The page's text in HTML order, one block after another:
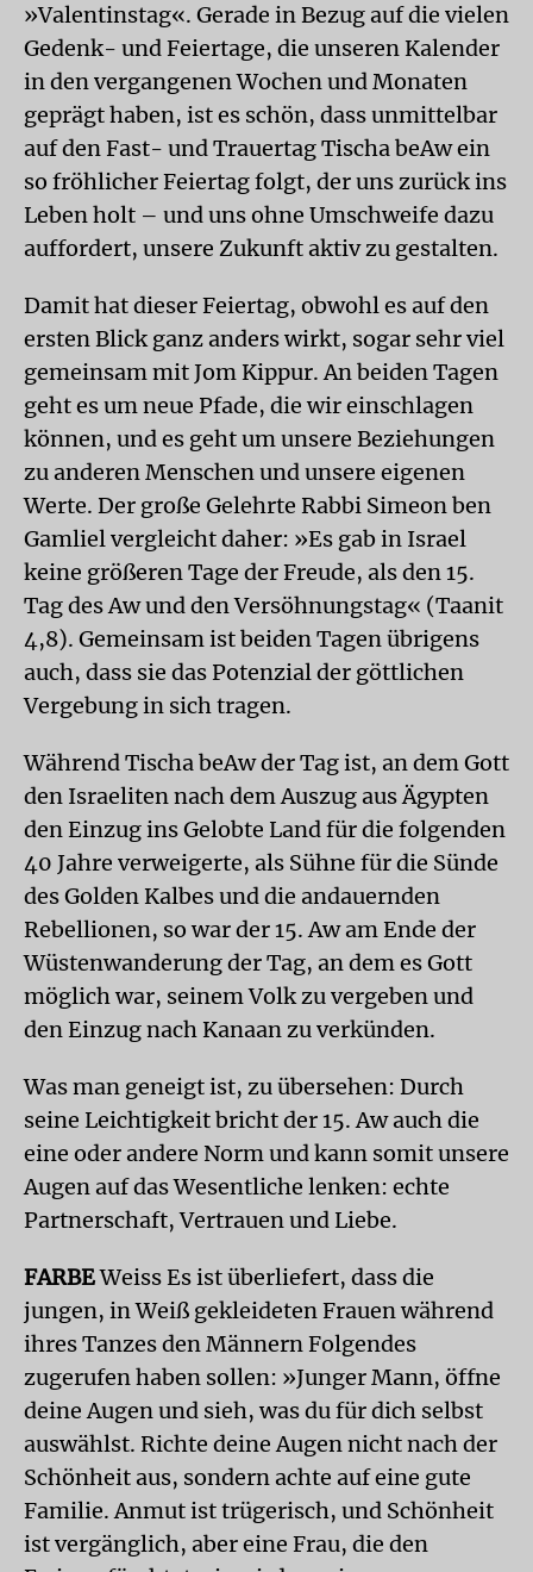
»Valentinstag«. Gerade in Bezug auf die vielen
Gedenk- und Feiertage, die unseren Kalender
in den vergangenen Wochen und Monaten
geprägt haben, ist es schön, dass unmittelbar
auf den Fast- und Trauertag Tischa beAw ein
so fröhlicher Feiertag folgt, der uns zurück ins
Leben holt – und uns ohne Umschweife dazu
auffordert, unsere Zukunft aktiv zu gestalten.
Damit hat dieser Feiertag, obwohl es auf den
ersten Blick ganz anders wirkt, sogar sehr viel
gemeinsam mit Jom Kippur. An beiden Tagen
geht es um neue Pfade, die wir einschlagen
können, und es geht um unsere Beziehungen
zu anderen Menschen und unsere eigenen
Werte. Der große Gelehrte Rabbi Simeon ben
Gamliel vergleicht daher: »Es gab in Israel
keine größeren Tage der Freude, als den 15.
Tag des Aw und den Versöhnungstag« (Taanit
4,8). Gemeinsam ist beiden Tagen übrigens
auch, dass sie das Potenzial der göttlichen
Vergebung in sich tragen.
Während Tischa beAw der Tag ist, an dem Gott
den Israeliten nach dem Auszug aus Ägypten
den Einzug ins Gelobte Land für die folgenden
40 Jahre verweigerte, als Sühne für die Sünde
des Golden Kalbes und die andauernden
Rebellionen, so war der 15. Aw am Ende der
Wüstenwanderung der Tag, an dem es Gott
möglich war, seinem Volk zu vergeben und
den Einzug nach Kanaan zu verkünden.
Was man geneigt ist, zu übersehen: Durch
seine Leichtigkeit bricht der 15. Aw auch die
eine oder andere Norm und kann somit unsere
Augen auf das Wesentliche lenken: echte
Partnerschaft, Vertrauen und Liebe.
FARBEWeiss Es ist überliefert, dass die
jungen, in Weiß gekleideten Frauen während
ihres Tanzes den Männern Folgendes
zugerufen haben sollen: »Junger Mann, öffne
deine Augen und sieh, was du für dich selbst
auswählst. Richte deine Augen nicht nach der
Schönheit aus, sondern achte auf eine gute
Familie. Anmut ist trügerisch, und Schönheit
ist vergänglich, aber eine Frau, die den